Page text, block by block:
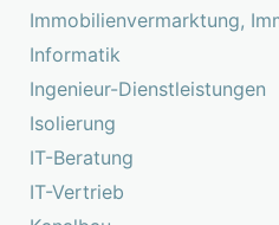
Immobilienvermarktung,
Informatik
Ingenieur-Dienstleistungen
Isolierung
IT-Beratung
IT-Vertrieb